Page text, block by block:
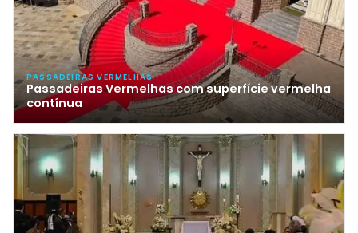
PASSADEIRAS VERMELHAS
Passadeiras Vermelhas com superfície vermelha
contínua